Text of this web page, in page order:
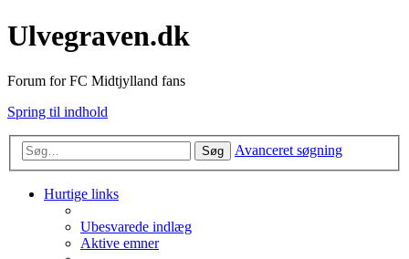
Ulvegraven.dk
Forum for FC Midtjylland fans
Spring til indhold
Søg Avanceret søgning
Hurtige links
Ubesvarede indlæg
Aktive emner